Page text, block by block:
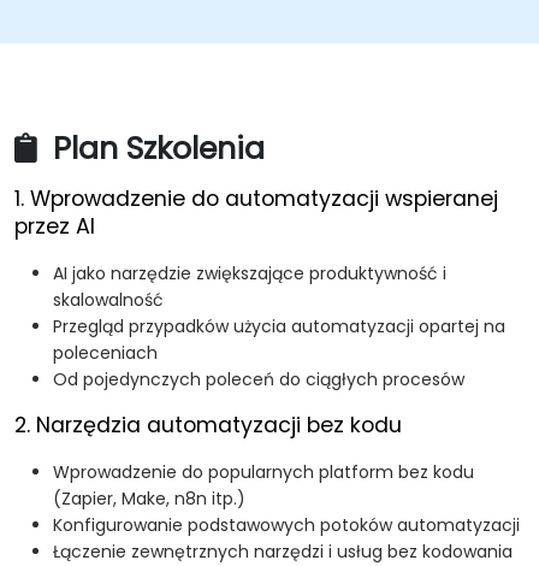
Plan Szkolenia
1. Wprowadzenie do automatyzacji wspieranej
przez AI
AI jako narzędzie zwiększające produktywność i
skalowalność
Przegląd przypadków użycia automatyzacji opartej na
poleceniach
Od pojedynczych poleceń do ciągłych procesów
2. Narzędzia automatyzacji bez kodu
Wprowadzenie do popularnych platform bez kodu
(Zapier, Make, n8n itp.)
Konfigurowanie podstawowych potoków automatyzacji
Łączenie zewnętrznych narzędzi i usług bez kodowania